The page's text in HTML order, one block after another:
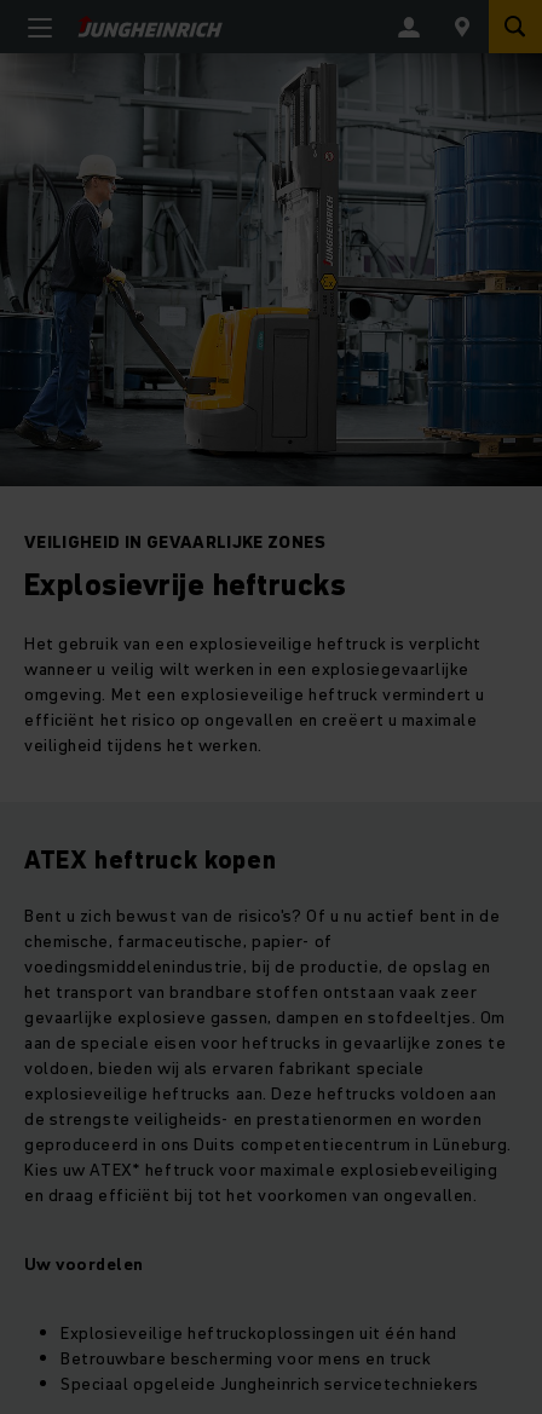
VEILIGHEID IN GEVAARLIJKE ZONES
Explosievrije heftrucks
Het gebruik van een explosieveilige heftruck is verplicht
wanneer u veilig wilt werken in een explosiegevaarlijke
omgeving. Met een explosieveilige heftruck vermindert u
efficiënt het risico op ongevallen en creëert u maximale
veiligheid tijdens het werken.
ATEX heftruck kopen
Bent u zich bewust van de risico's? Of u nu actief bent in de
chemische, farmaceutische, papier- of
voedingsmiddelenindustrie, bij de productie, de opslag en
het transport van brandbare stoffen ontstaan vaak zeer
gevaarlijke explosieve gassen, dampen en stofdeeltjes. Om
aan de speciale eisen voor heftrucks in gevaarlijke zones te
voldoen, bieden wij als ervaren fabrikant speciale
explosieveilige heftrucks aan. Deze heftrucks voldoen aan
de strengste veiligheids- en prestatienormen en worden
geproduceerd in ons Duits competentiecentrum in Lüneburg.
Kies uw ATEX* heftruck voor maximale explosiebeveiliging
en draag efficiënt bij tot het voorkomen van ongevallen.
Uw voordelen
Explosieveilige heftruckoplossingen uit één hand
Betrouwbare bescherming voor mens en truck
Speciaal opgeleide Jungheinrich servicetechniekers